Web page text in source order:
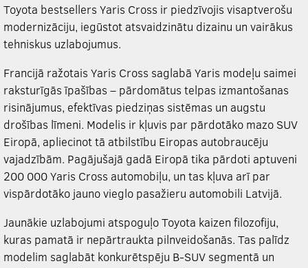
Toyota bestsellers Yaris Cross ir piedzīvojis visaptverošu
modernizāciju, iegūstot atsvaidzinātu dizainu un vairākus
tehniskus uzlabojumus.
Francijā ražotais Yaris Cross saglabā Yaris modeļu saimei
raksturīgās īpašības – pārdomātus telpas izmantošanas
risinājumus, efektīvas piedziņas sistēmas un augstu
drošības līmeni. Modelis ir kļuvis par pārdotāko mazo SUV
Eiropā, apliecinot tā atbilstību Eiropas autobraucēju
vajadzībām. Pagājušajā gadā Eiropā tika pārdoti aptuveni
200 000 Yaris Cross automobiļu, un tas kļuva arī par
vispārdotāko jauno vieglo pasažieru automobili Latvijā.
Jaunākie uzlabojumi atspoguļo Toyota kaizen filozofiju,
kuras pamatā ir nepārtraukta pilnveidošanās. Tas palīdz
modelim saglabāt konkurētspēju B-SUV segmentā un